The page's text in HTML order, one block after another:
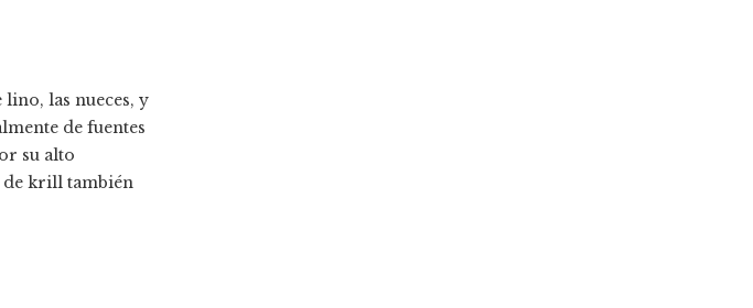
las nueces, y
de fuentes
su alto
de krill también